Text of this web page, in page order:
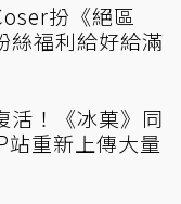
扮《絕區
絲福利給好給滿
活！《冰菓》同
站重新上傳大量